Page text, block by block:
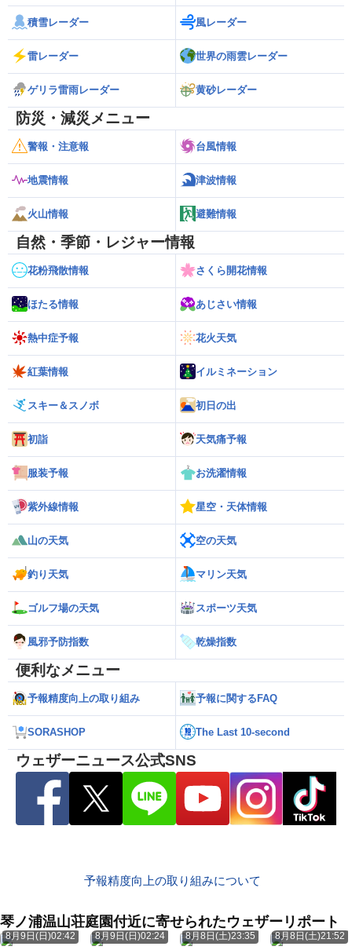
積雪レーダー 風レーダー
雷レーダー 世界の雨雲レーダー
ゲリラ雷雨レーダー 黄砂レーダー
防災・減災メニュー
警報・注意報 台風情報
地震情報 津波情報
火山情報 避難情報
自然・季節・レジャー情報
花粉飛散情報 さくら開花情報
ほたる情報 あじさい情報
熱中症予報 花火天気
紅葉情報 イルミネーション
スキー＆スノボ 初日の出
初詣 天気痛予報
服装予報 お洗濯情報
紫外線情報 星空・天体情報
山の天気 空の天気
釣り天気 マリン天気
ゴルフ場の天気 スポーツ天気
風邪予防指数 乾燥指数
便利なメニュー
予報精度向上の取り組み 予報に関するFAQ
SORASHOP The Last 10-second
ウェザーニュース公式SNS
予報精度向上の取り組みについて
琴ノ浦温山荘庭園付近に寄せられたウェザーリポート
8月9日(日)02:42 8月9日(日)02:24 8月8日(土)23:35 8月8日(土)21:52